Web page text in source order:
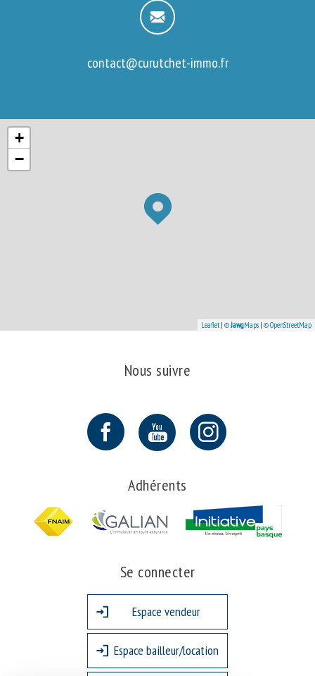
contact@curutchet-immo.fr
+
−
Leaflet| ©JawgMaps | © OpenStreetMap
Nous suivre
Adhérents
Se connecter
Espace vendeur
Espace bailleur/location